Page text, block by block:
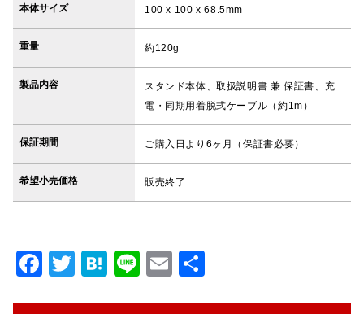
本体サイズ 100 x 100 x 68.5mm
重量 約120g
製品内容
スタンド本体、取扱説明書 兼 保証書、充
電・同期用着脱式ケーブル（約1m）
保証期間 ご購入日より6ヶ月（保証書必要）
希望小売価格 販売終了
F
T
H
Li
E